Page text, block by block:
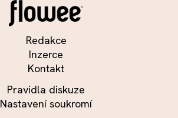
Redakce
Inzerce
Kontakt
Pravidla diskuze
Nastavení soukromí